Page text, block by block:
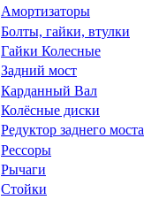
Амортизаторы
Болты, гайки, втулки
Гайки Колесные
Задний мост
Карданный Вал
Колёсные диски
Редуктор заднего моста
Рессоры
Рычаги
Стойки